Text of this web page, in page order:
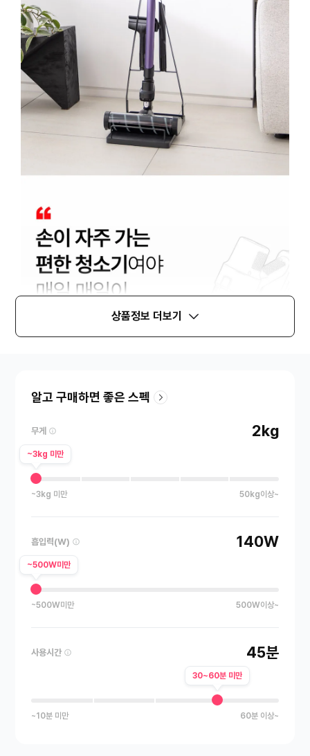
상품정보 더보기
알고 구매하면 좋은 스펙
무게 2kg
~3kg 미만
~3kg 미만 50kg이상~
흡입력(W) 140W
~500W미만
~500W미만 500W이상~
사용시간 45분
30~60분 미만
~10분 미만 60분 이상~